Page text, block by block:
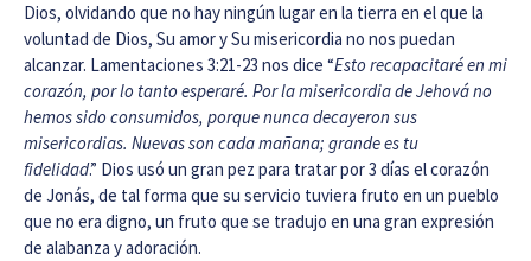
Dios, olvidando que no hay ningún lugar en la tierra en el que la
voluntad de Dios, Su amor y Su misericordia no nos puedan
alcanzar. Lamentaciones 3:21-23 nos dice “Esto recapacitaré en mi
corazón, por lo tanto esperaré. Por la misericordia de Jehová no
hemos sido consumidos, porque nunca decayeron sus
misericordias. Nuevas son cada mañana; grande es tu
fidelidad.” Dios usó un gran pez para tratar por 3 días el corazón
de Jonás, de tal forma que su servicio tuviera fruto en un pueblo
que no era digno, un fruto que se tradujo en una gran expresión
de alabanza y adoración.